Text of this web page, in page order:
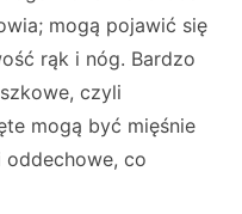
mogą pojawić się
rąk i nóg. Bardzo
czyli
mogą być mięśnie
oddechowe, co